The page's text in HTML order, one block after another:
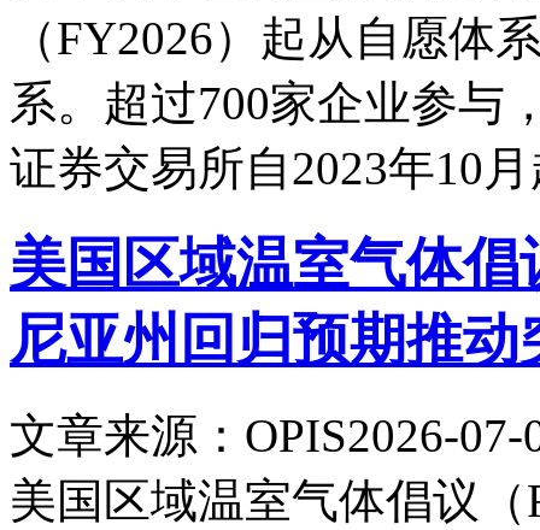
（FY2026）起从自愿体
系。超过700家企业参与
证券交易所自2023年10
美国区域温室气体
尼亚州回归预期推动
文章来源：OPIS2026-07-
美国区域温室气体倡议